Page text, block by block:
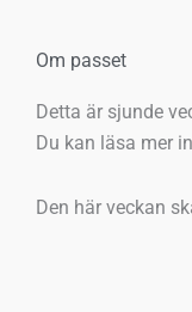
Om passet
Detta är sjunde
Du kan läsa mer
Den här veckan